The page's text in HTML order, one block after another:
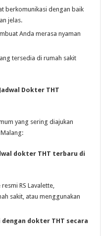
berkomunikasi dengan baik
jelas.
Anda merasa nyaman
tersedia di rumah sakit
Dokter THT
yang sering diajukan
dokter THT terbaru di
RS Lavalette,
sakit, atau menggunakan
dokter THT secara